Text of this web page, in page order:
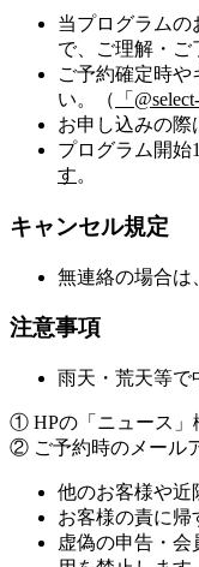
当プログラムの
で、ご理解・ご
ご予約確定時
い。（
「
お申し込みの際
プログラム開始
す。
キャンセル規定
無連絡の場合は
注意事項
雨天・荒天等で
① HPの「ニュース」
② ご予約時のメール
他のお客様や近
お客様の責に帰
虚偽の申告・